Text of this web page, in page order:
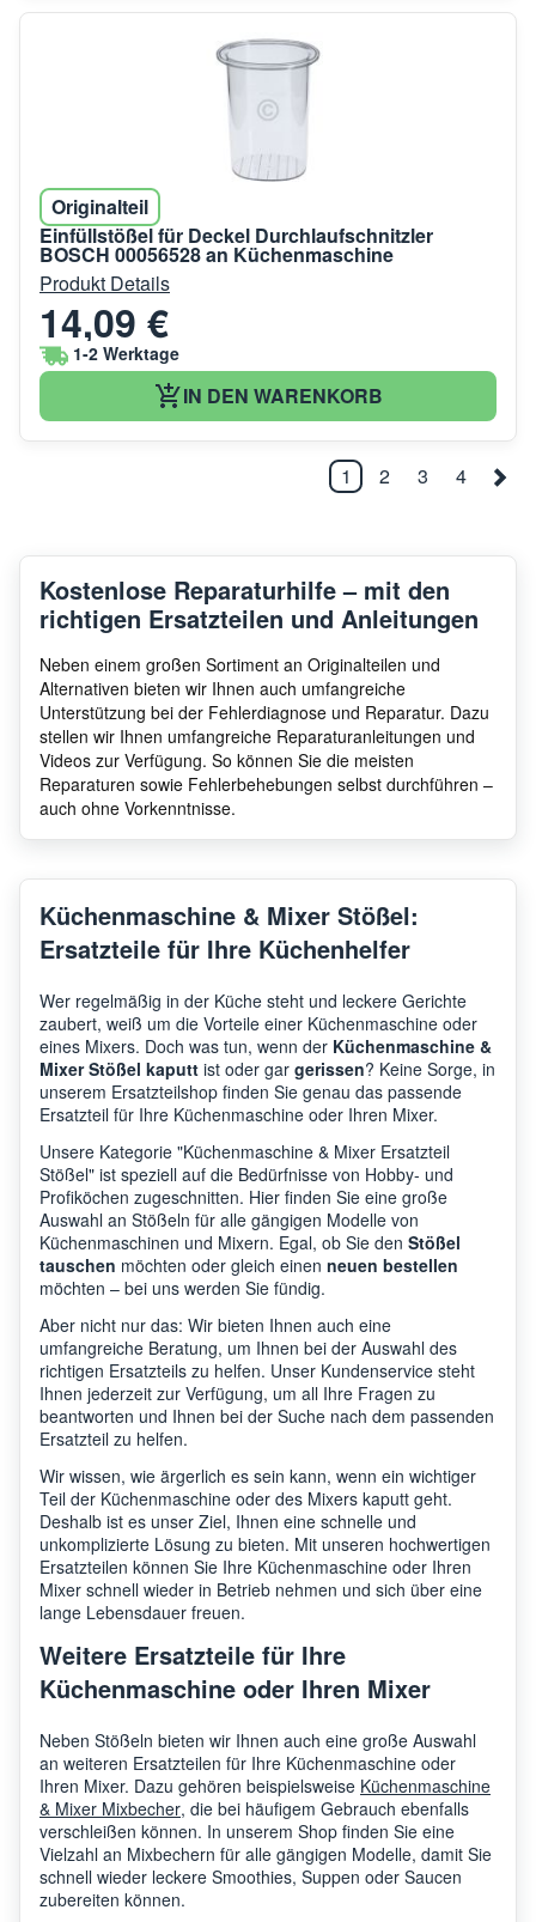
Originalteil
Einfüllstößel für Deckel Durchlaufschnitzler
BOSCH 00056528 an Küchenmaschine
Produkt Details
14,09 €
1-2 Werktage
IN DEN WARENKORB
1 2 3 4
Kostenlose Reparaturhilfe – mit den
richtigen Ersatzteilen und Anleitungen
Neben einem großen Sortiment an Originalteilen und
Alternativen bieten wir Ihnen auch umfangreiche
Unterstützung bei der Fehlerdiagnose und Reparatur. Dazu
stellen wir Ihnen umfangreiche Reparaturanleitungen und
Videos zur Verfügung. So können Sie die meisten
Reparaturen sowie Fehlerbehebungen selbst durchführen –
auch ohne Vorkenntnisse.
Küchenmaschine & Mixer Stößel:
Ersatzteile für Ihre Küchenhelfer
Wer regelmäßig in der Küche steht und leckere Gerichte
zaubert, weiß um die Vorteile einer Küchenmaschine oder
eines Mixers. Doch was tun, wenn der Küchenmaschine &
Mixer Stößel kaputt ist oder gar gerissen? Keine Sorge, in
unserem Ersatzteilshop finden Sie genau das passende
Ersatzteil für Ihre Küchenmaschine oder Ihren Mixer.
Unsere Kategorie "Küchenmaschine & Mixer Ersatzteil
Stößel" ist speziell auf die Bedürfnisse von Hobby- und
Profiköchen zugeschnitten. Hier finden Sie eine große
Auswahl an Stößeln für alle gängigen Modelle von
Küchenmaschinen und Mixern. Egal, ob Sie den Stößel
tauschen möchten oder gleich einen neuen bestellen
möchten – bei uns werden Sie fündig.
Aber nicht nur das: Wir bieten Ihnen auch eine
umfangreiche Beratung, um Ihnen bei der Auswahl des
richtigen Ersatzteils zu helfen. Unser Kundenservice steht
Ihnen jederzeit zur Verfügung, um all Ihre Fragen zu
beantworten und Ihnen bei der Suche nach dem passenden
Ersatzteil zu helfen.
Wir wissen, wie ärgerlich es sein kann, wenn ein wichtiger
Teil der Küchenmaschine oder des Mixers kaputt geht.
Deshalb ist es unser Ziel, Ihnen eine schnelle und
unkomplizierte Lösung zu bieten. Mit unseren hochwertigen
Ersatzteilen können Sie Ihre Küchenmaschine oder Ihren
Mixer schnell wieder in Betrieb nehmen und sich über eine
lange Lebensdauer freuen.
Weitere Ersatzteile für Ihre
Küchenmaschine oder Ihren Mixer
Neben Stößeln bieten wir Ihnen auch eine große Auswahl
an weiteren Ersatzteilen für Ihre Küchenmaschine oder
Ihren Mixer. Dazu gehören beispielsweise Küchenmaschine
& Mixer Mixbecher, die bei häufigem Gebrauch ebenfalls
verschleißen können. In unserem Shop finden Sie eine
Vielzahl an Mixbechern für alle gängigen Modelle, damit Sie
schnell wieder leckere Smoothies, Suppen oder Saucen
zubereiten können.